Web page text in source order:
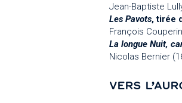
Jean-Baptiste
Les Pavots, tirée
François
La longue Nuit,
Nicolas Bernier
VERS